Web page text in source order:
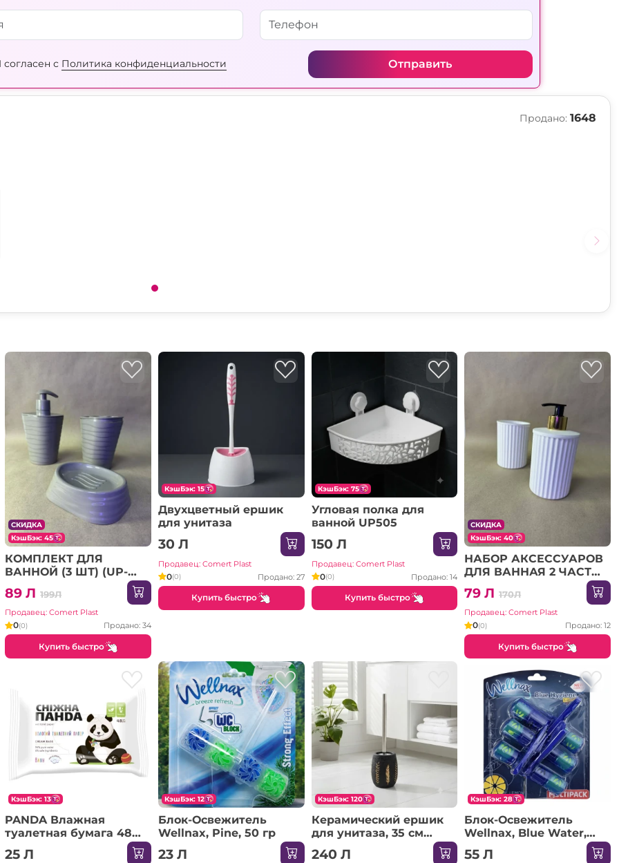
согласен с Политика конфиденциальности Отправить
Продано: 1648
СКИДКА
КэшБэк: 45
КОМПЛЕКТ ДЛЯ
ВАННОЙ (3 ШТ) (UP-
89 Л 199Л
Продавец: Comert Plast
0(0) Продано: 34
Купить быстро
КэшБэк: 15
Двухцветный ершик
для унитаза
30 Л
Продавец: Comert Plast
0(0) Продано: 27
Купить быстро
КэшБэк: 75
Угловая полка для
ванной UP505
150 Л
Продавец: Comert Plast
0(0) Продано: 14
Купить быстро
СКИДКА
КэшБэк: 40
НАБОР АКСЕССУАРОВ
ДЛЯ ВАННАЯ 2 ЧАСТИ
79 Л 170Л
Продавец: Comert Plast
0(0) Продано: 12
Купить быстро
КэшБэк: 13
PANDA Влажная
туалетная бумага 48
крышкой Baby Cream
25 Л
КэшБэк: 12
Блок-Освежитель
Wellnax, Pine, 50 гр
23 Л
КэшБэк: 120
Керамический ершик
для унитаза, 35 см
240 Л
КэшБэк: 28
Блок-Освежитель
Wellnax, Blue Water,
55 Л